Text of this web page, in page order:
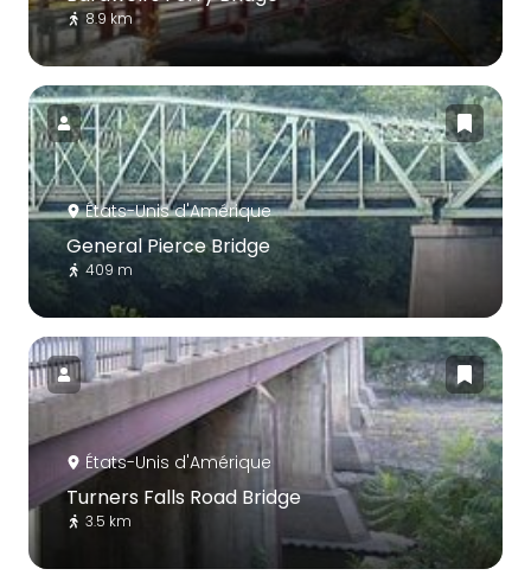
8.9 km
États-Unis d'Amérique
General Pierce Bridge
409 m
États-Unis d'Amérique
Turners Falls Road Bridge
3.5 km